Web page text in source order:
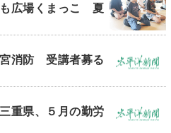
広場くまっこ 夏
消防 受講者募る
重県、５月の勤労